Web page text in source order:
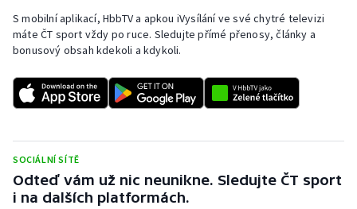
Plavání
Plážový volejbal
Ragby
Rychlostní kanoistika
Short track
S mobilní aplikací, HbbTV a apkou iVysílání ve své chytré televizi
máte ČT sport vždy po ruce. Sledujte přímé přenosy, články a
bonusový obsah kdekoli a kdykoli.
SOCIÁLNÍ SÍTĚ
Odteď vám už nic neunikne. Sledujte ČT sport
i na dalších platformách.